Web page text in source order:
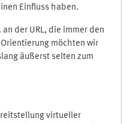
Einfluss haben.
der URL, die immer den
möchten wir
äußerst selten zum
virtueller